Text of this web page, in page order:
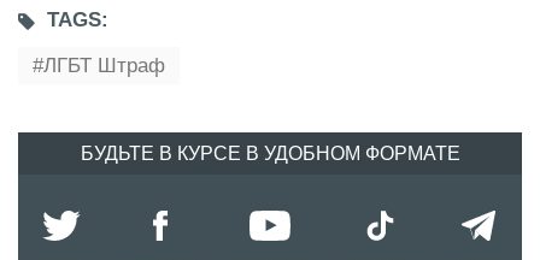
TAGS:
ЛГБТ Штраф
БУДЬТЕ В КУРСЕ В УДОБНОМ ФОРМАТЕ